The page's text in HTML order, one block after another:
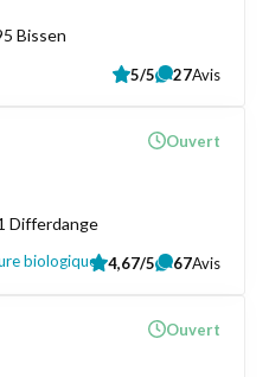
Bissen
5/5 27Avis
Differdange
biologique
Ouvert
4,67/5 67Avis
Ouvert